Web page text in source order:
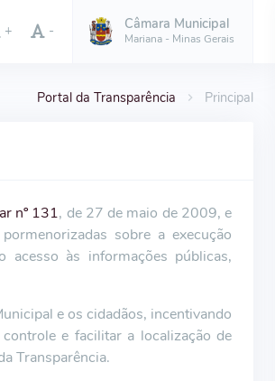
+ - Câmara Municipal
Mariana - Minas Gerais
Portal da Transparência Principal
nº 131, de 27 de maio de 2009, e
sobre a execução
às informações públicas,
e os cidadãos, incentivando
e facilitar a localização de
Transparência.